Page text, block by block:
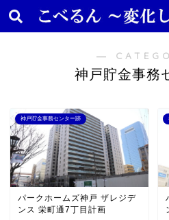
―
神戸貯金事務
神戸貯金事務センター跡
パークホームズ神戸 ザレジデ
ンス 栄町通7丁目計画